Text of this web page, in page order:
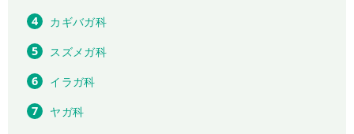
カギバガ科
スズメガ科
イラガ科
ヤガ科